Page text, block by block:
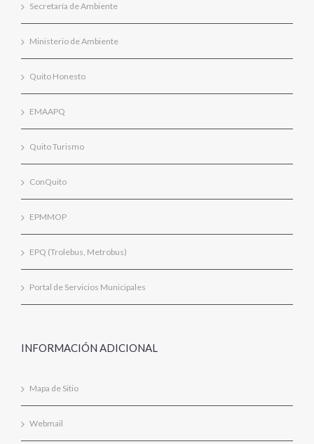
Secretaría de Ambiente
Ministerio de Ambiente
Quito Honesto
EMAAPQ
Quito Turismo
ConQuito
EPMMOP
EPQ (Trolebus, Metrobus)
Portal de Servicios Municipales
INFORMACIÓN ADICIONAL
Mapa de Sitio
Webmail